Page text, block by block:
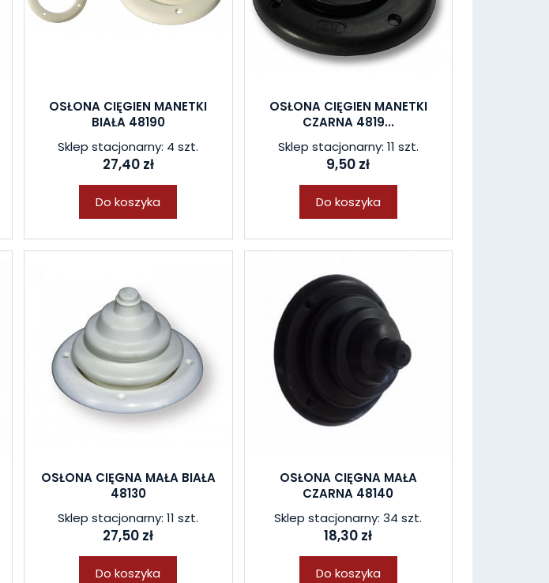
OSŁONA CIĘGIEN MANETKI
BIAŁA 48190
Sklep stacjonarny: 4 szt.
27,40 zł
Do koszyka
OSŁONA CIĘGIEN MANETKI
CZARNA 4819...
Sklep stacjonarny: 11 szt.
9,50 zł
Do koszyka
OSŁONA CIĘGNA MAŁA BIAŁA
48130
Sklep stacjonarny: 11 szt.
27,50 zł
Do koszyka
OSŁONA CIĘGNA MAŁA
CZARNA 48140
Sklep stacjonarny: 34 szt.
18,30 zł
Do koszyka